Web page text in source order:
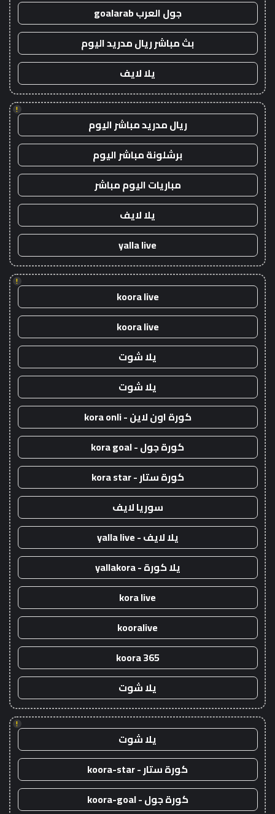
جول العرب goalarab
بث مباشر ريال مدريد اليوم
يلا لايف
!
ريال مدريد مباشر اليوم
برشلونة مباشر اليوم
مباريات اليوم مباشر
يلا لايف
yalla live
!
koora live
koora live
يلا شوت
يلا شوت
كورة اون لاين - kora onli
كورة جول - kora goal
كورة ستار - kora star
سوريا لايف
يلا لايف - yalla live
يلا كورة - yallakora
kora live
kooralive
koora 365
يلا شوت
!
يلا شوت
كورة ستار - koora-star
كورة جول - koora-goal